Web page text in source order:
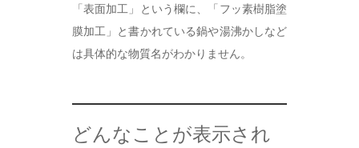
「表面加工」という欄に、「フッ素樹脂塗
膜加工」と書かれている鍋や湯沸かしなど
は具体的な物質名がわかりません。
どんなことが表示され